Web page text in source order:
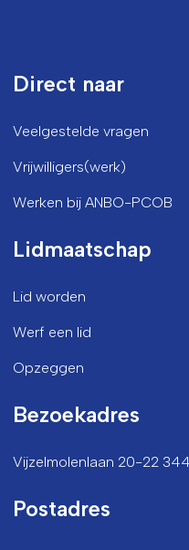
Direct naar
Veelgestelde vragen
Vrijwilligers(werk)
Werken bij ANBO-PCOB
Lidmaatschap
Lid worden
Werf een lid
Opzeggen
Bezoekadres
Vijzelmolenlaan 20-22
Postadres